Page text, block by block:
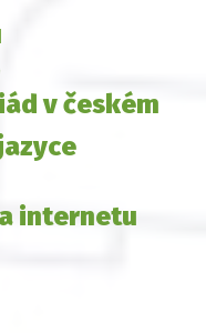
v českém
internetu